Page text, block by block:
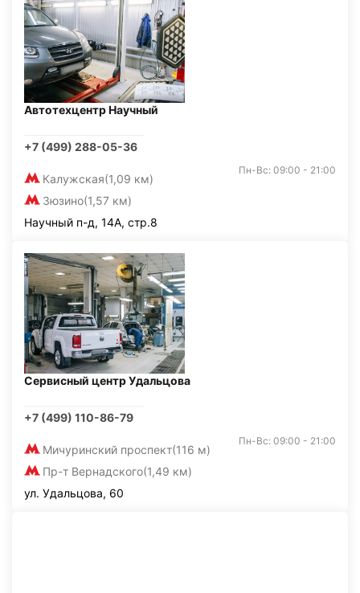
Автотехцентр Научный
+7 (499) 288-05-36
Калужская(1,09 км)
Зюзино(1,57 км)
Пн-Вс: 09:00 - 21:00
Научный п-д, 14А, стр.8
Сервисный центр Удальцова
+7 (499) 110-86-79
Мичуринский проспект(116 м)
Пр-т Вернадского(1,49 км)
Пн-Вс: 09:00 - 21:00
ул. Удальцова, 60